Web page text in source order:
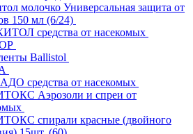
молочко Универсальная защита от
150 мл (6/24)
средства от насекомых
Ballistol
средства от насекомых
Аэрозоли и спреи от
спирали красные (двойного